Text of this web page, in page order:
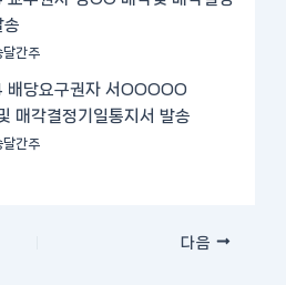
송
간주
당요구권자 서OOOOO
매각결정기일통지서 발송
간주
다음